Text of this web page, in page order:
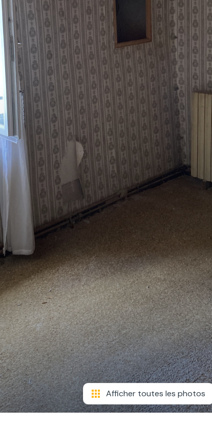
Afficher toutes les photos